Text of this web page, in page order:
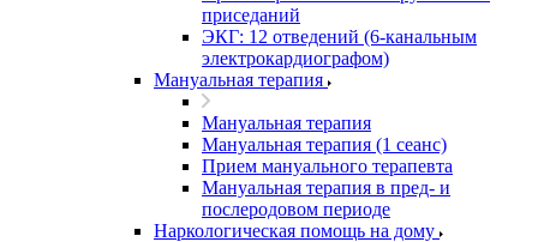
приседаний
ЭКГ: 12 отведений (6-канальным
электрокардиографом)
Мануальная терапия
Мануальная терапия
Мануальная терапия (1 сеанс)
Прием мануального терапевта
Мануальная терапия в пред- и
послеродовом периоде
Наркологическая помощь на дому